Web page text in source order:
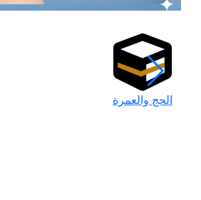
الحج والعمرة